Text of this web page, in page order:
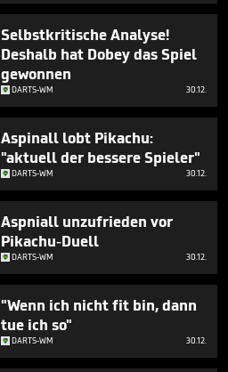
Selbstkritische Analyse!
Deshalb hat Dobey das Spiel
gewonnen
DARTS-WM 30.12.
Aspinall lobt Pikachu:
"aktuell der bessere Spieler"
DARTS-WM 30.12.
Aspniall unzufrieden vor
Pikachu-Duell
DARTS-WM 30.12.
"Wenn ich nicht fit bin, dann
tue ich so"
DARTS-WM 30.12.